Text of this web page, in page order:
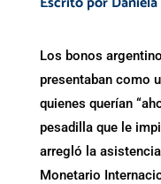
Los bonos
presentaban como
quienes querían
pesadilla que le
arregló la
Monetario